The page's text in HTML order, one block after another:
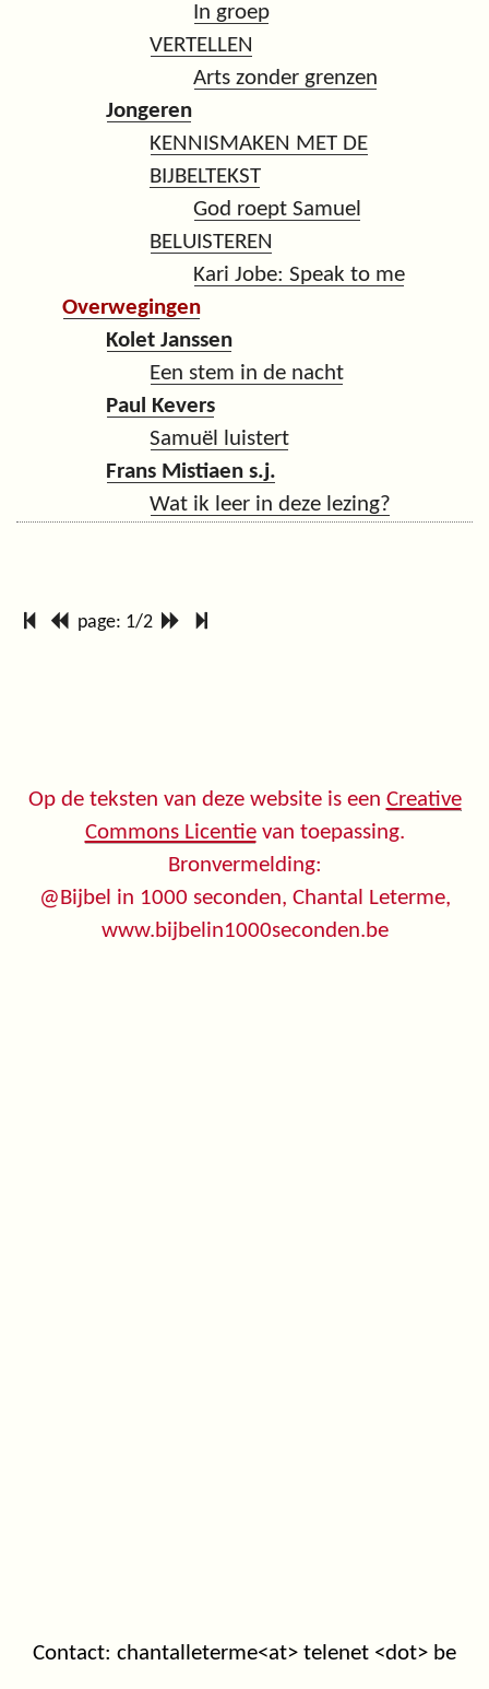
In groep
VERTELLEN
Arts zonder grenzen
Jongeren
KENNISMAKEN MET DE
BIJBELTEKST
God roept Samuel
BELUISTEREN
Kari Jobe: Speak to me
Overwegingen
Kolet Janssen
Een stem in de nacht
Paul Kevers
Samuël luistert
Frans Mistiaen s.j.
Wat ik leer in deze lezing?
page: 1/2
Op de teksten van deze website is een Creative
Commons Licentievan toepassing.
Bronvermelding:
@Bijbel in 1000 seconden, Chantal Leterme,
www.bijbelin1000seconden.be
Contact: chantalleterme<at> telenet <dot> be